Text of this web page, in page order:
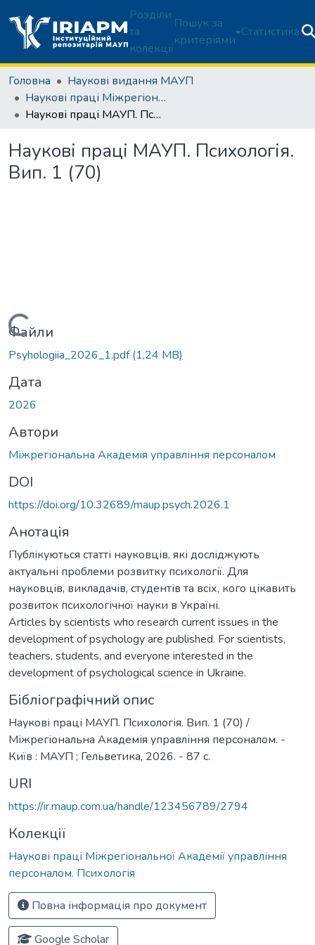
Розділи
та
колекції
Пошук за
критеріями
Статистика
Головна
Наукові видання МАУП
Наукові праці Міжрегіональної Академії управління персоналом. Психологія
Наукові праці МАУП. Психологія. Вип. 1 (70)
Наукові праці МАУП. Психологія.
Вип. 1 (70)
Вантажиться...
Файли
Psyhologiia_2026_1.pdf(1,24 MB)
Дата
2026
Автори
Міжрегіональна Академія управління персоналом
DOI
https://doi.org/10.32689/maup.psych.2026.1
Анотація
Публікуються статті науковців, які досліджують
актуальні проблеми розвитку психології. Для
науковців, викладачів, студентів та всіх, кого цікавить
розвиток психологічної науки в Україні.
Articles by scientists who research current issues in the
development of psychology are published. For scientists,
teachers, students, and everyone interested in the
development of psychological science in Ukraine.
Бібліографічний опис
Наукові праці МАУП. Психологія. Вип. 1 (70) /
Міжрегіональна Академія управління персоналом. -
Київ : МАУП ; Гельветика, 2026. - 87 с.
URI
https://ir.maup.com.ua/handle/123456789/2794
Колекції
Наукові праці Міжрегіональної Академії управління
персоналом. Психологія
Повна інформація про документ
Google Scholar